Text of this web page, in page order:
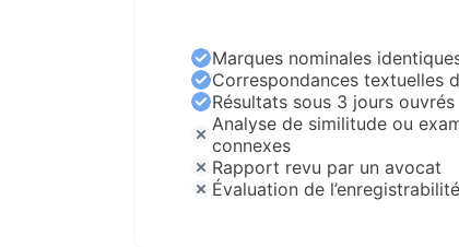
Marques nominales
Correspondances textuelles
Résultats sous 3 jours ouvrés
Analyse de similitude ou
connexes
Rapport revu par un avocat
Évaluation de l’enregistrabilité